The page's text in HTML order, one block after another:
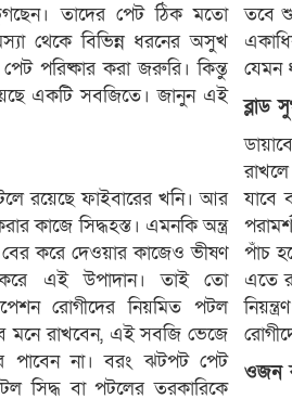
তাদের পেট ঠিক মতো
থেকে বিভিন্ন ধরনের অসুখ
পরিষ্কার করা জরুরি। কিন্তু
একটি সবজিতে। জানুন এই
রয়েছে ফাইবারের খনি। আর
কাজে সিদ্ধহস্ত। এমনকি অন্ত্র
করে দেওয়ার কাজেও ভীষণ
করে এই উপাদান। তাই তো
রোগীদের নিয়মিত পটল
মনে রাখবেন, এই সবজি ভেজে
না। বরং ঝটপট পেট
সিদ্ধ বা পটলের তরকারিকে
তবে
যেমন
ব্লাড
যাবে
পাঁচ
এতে
ওজন